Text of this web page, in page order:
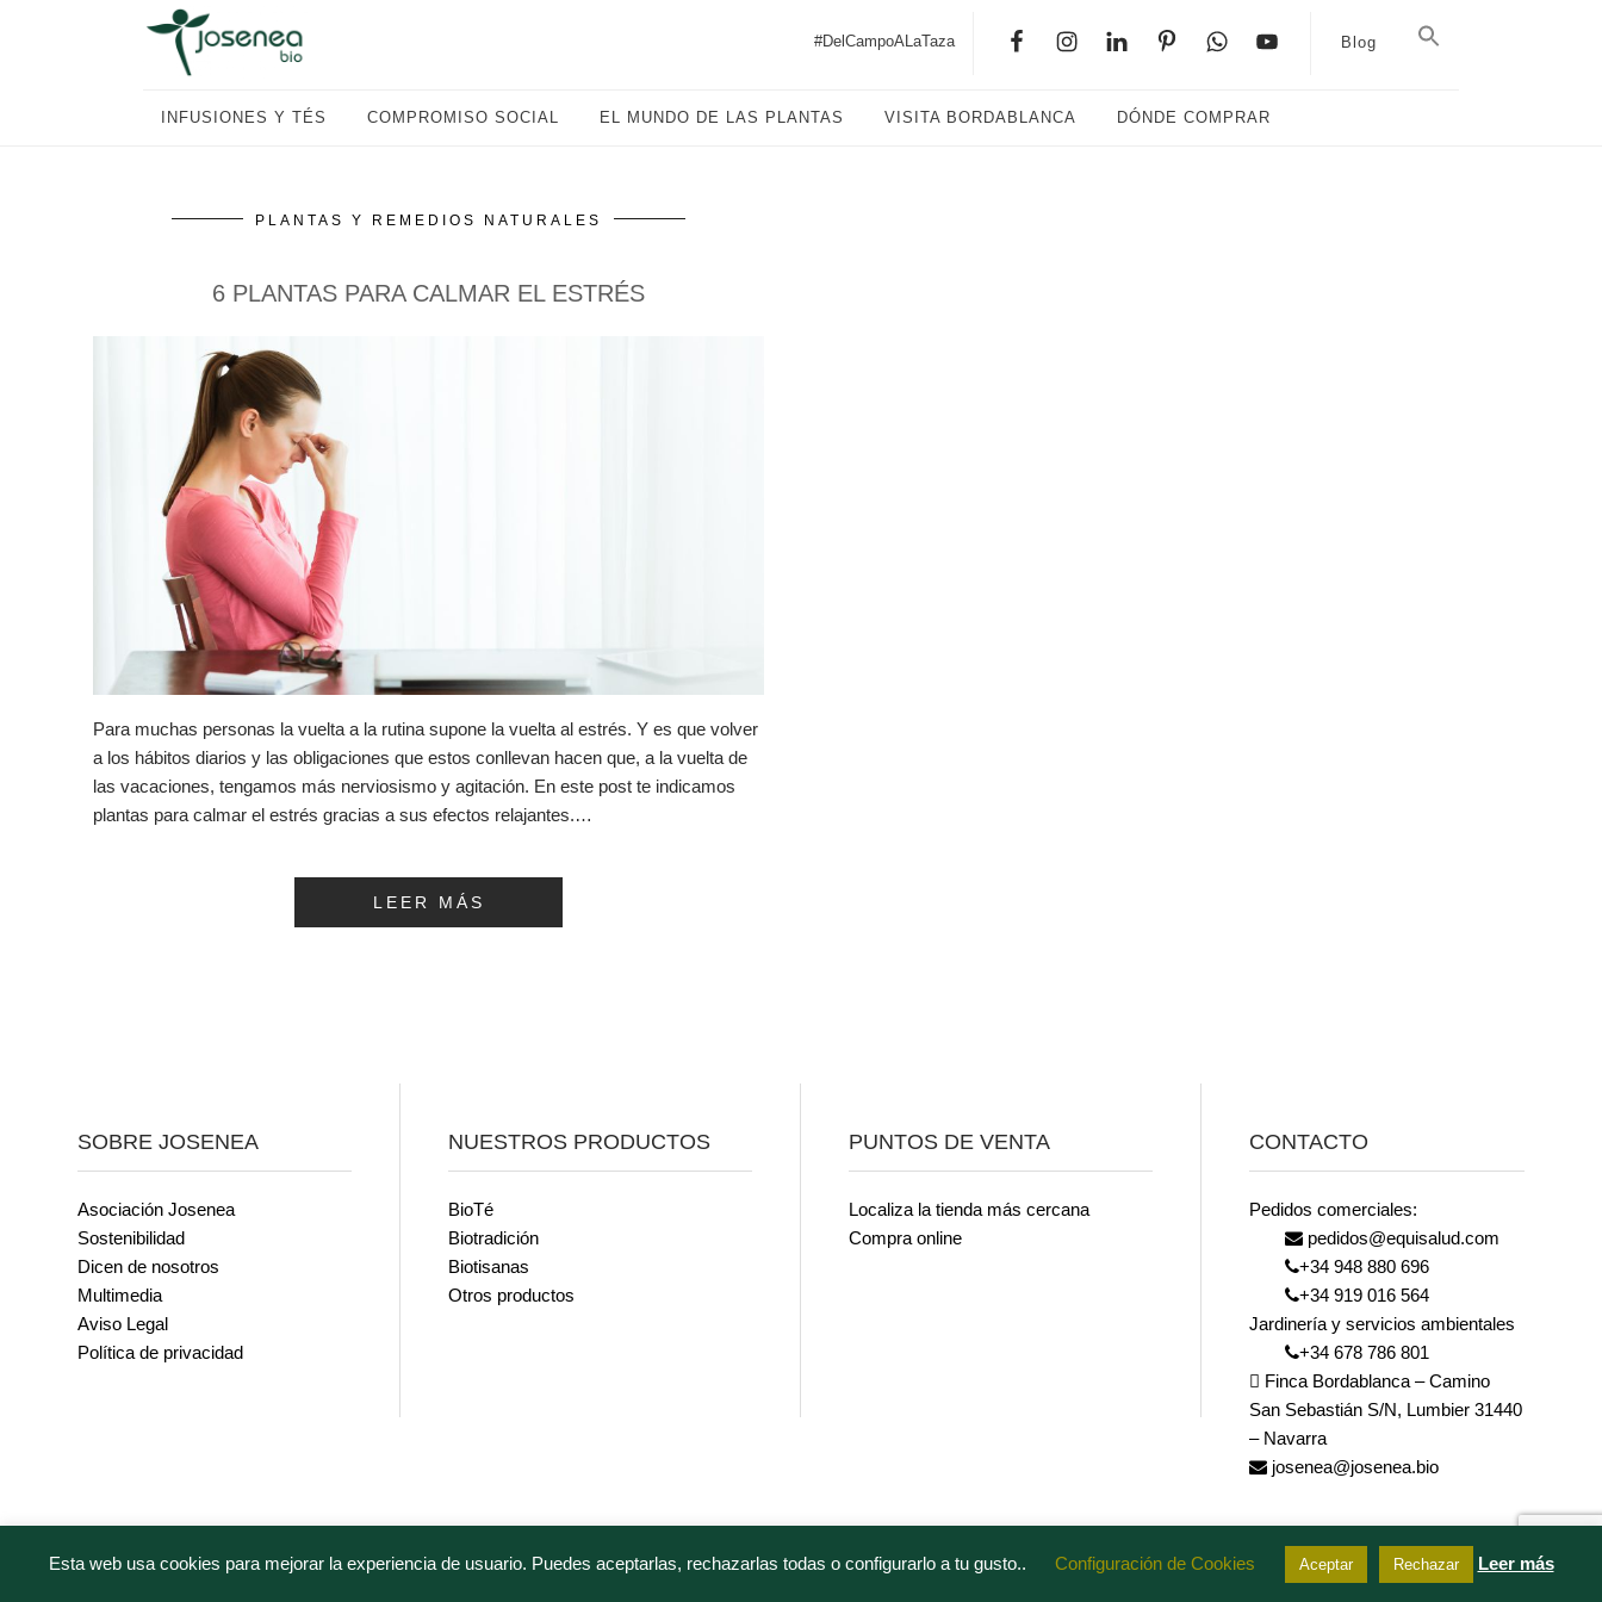
Blog
#DelCampoALaTaza
INFUSIONES Y TÉS COMPROMISO SOCIAL EL MUNDO DE LAS PLANTAS VISITA BORDABLANCA DÓNDE COMPRAR
PLANTAS Y REMEDIOS NATURALES
6 PLANTAS PARA CALMAR EL ESTRÉS
Para muchas personas la vuelta a la rutina supone la vuelta al estrés. Y es que volver
a los hábitos diarios y las obligaciones que estos conllevan hacen que, a la vuelta de
las vacaciones, tengamos más nerviosismo y agitación. En este post te indicamos
plantas para calmar el estrés gracias a sus efectos relajantes.…
LEER MÁS
SOBRE JOSENEA
Asociación Josenea
Sostenibilidad
Dicen de nosotros
Multimedia
Aviso Legal
Política de privacidad
NUESTROS PRODUCTOS
BioTé
Biotradición
Biotisanas
Otros productos
PUNTOS DE VENTA
Localiza la tienda más cercana
Compra online
CONTACTO
Pedidos comerciales:
pedidos@equisalud.com
+34 948 880 696
+34 919 016 564
Jardinería y servicios ambientales
+34 678 786 801
Finca Bordablanca – Camino
San Sebastián S/N, Lumbier 31440
– Navarra
josenea@josenea.bio
Esta web usa cookies para mejorar la experiencia de usuario. Puedes aceptarlas, rechazarlas todas o configurarlo a tu gusto.. Configuración de Cookies Aceptar Rechazar Leer más